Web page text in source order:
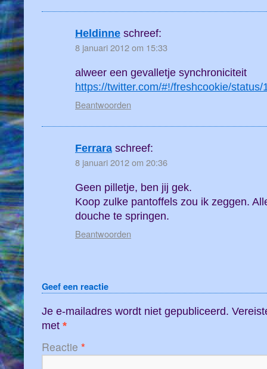
Heldinne schreef:
8 januari 2012 om 15:33
alweer een gevalletje synchroniciteit
https://twitter.com/#!/freshcookie/
Beantwoorden
Ferrara schreef:
8 januari 2012 om 20:36
Geen pilletje, ben jij gek.
Koop zulke pantoffels zou ik zeggen.
douche te springen.
Beantwoorden
Geef een reactie
Je e-mailadres wordt niet gepubliceerd.
met *
Reactie *